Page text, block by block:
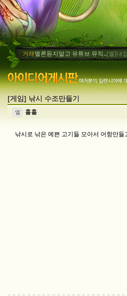
거래 멜론듣지말고 유튜브 뮤직..[엘]내잡상인
[게임] 낚시 수조만들기
엘 휼휼
낚시로 낚은 예쁜 고기들 모아서 어항만들